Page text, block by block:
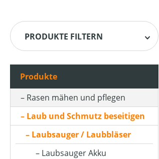
PRODUKTE FILTERN
HERSTELLER
BETRIEBSART
FANGSACKVOLUMEN MAX (IN L)
Produkte
Rasen mähen und pflegen
Laub und Schmutz beseitigen
Laubsauger / Laubbläser
Laubsauger Akku